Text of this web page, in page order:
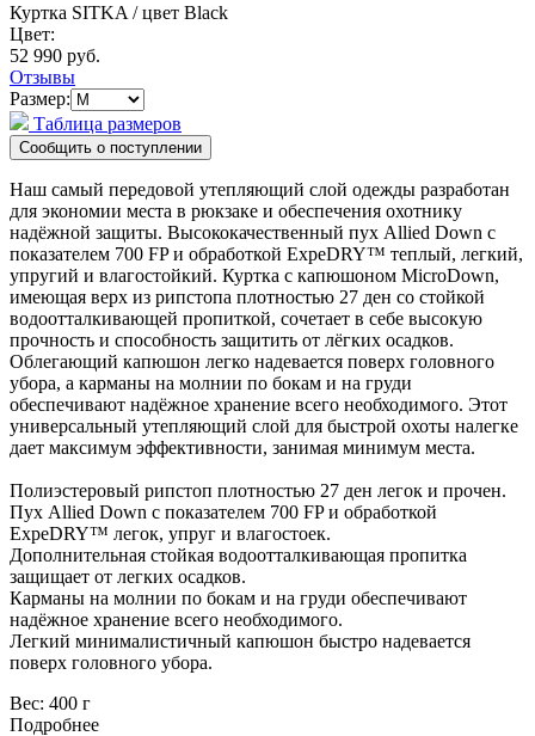
Куртка SITKA / цвет Black
Цвет:
52 990 руб.
Отзывы
Размер:
Таблица размеров
Наш самый передовой утепляющий слой одежды разработан
для экономии места в рюкзаке и обеспечения охотнику
надёжной защиты. Высококачественный пух Allied Down с
показателем 700 FP и обработкой ExpeDRY™ теплый, легкий,
упругий и влагостойкий. Куртка с капюшоном MicroDown,
имеющая верх из рипстопа плотностью 27 ден со стойкой
водоотталкивающей пропиткой, сочетает в себе высокую
прочность и способность защитить от лёгких осадков.
Облегающий капюшон легко надевается поверх головного
убора, а карманы на молнии по бокам и на груди
обеспечивают надёжное хранение всего необходимого. Этот
универсальный утепляющий слой для быстрой охоты налегке
дает максимум эффективности, занимая минимум места.
Полиэстеровый рипстоп плотностью 27 ден легок и прочен.
Пух Allied Down с показателем 700 FP и обработкой
ExpeDRY™ легок, упруг и влагостоек.
Дополнительная стойкая водоотталкивающая пропитка
защищает от легких осадков.
Карманы на молнии по бокам и на груди обеспечивают
надёжное хранение всего необходимого.
Легкий минималистичный капюшон быстро надевается
поверх головного убора.
Вес: 400 г
Подробнее